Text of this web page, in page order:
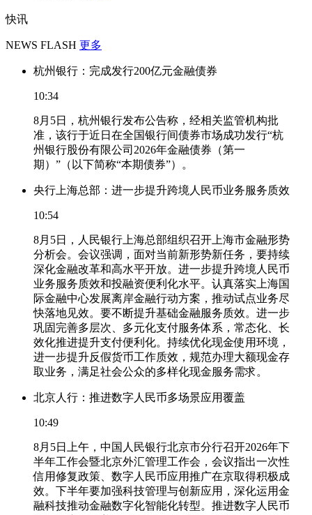
快讯
NEWS FLASH 更多
杭州银行：完成发行200亿元金融债券
10:34
8月5日，杭州银行发布公告称，经相关监管机构批
准，该行于近日在全国银行间债券市场成功发行“杭
州银行股份有限公司2026年金融债券（第一
期）”（以下简称“本期债券”）。
央行上海总部：进一步提升跨境人民币业务服务质效
10:54
8月5日，人民银行上海总部组织召开上海市金融形势
分析会。会议强调，面对当前新形势新任务，要持续
深化金融改革和高水平开放。进一步提升跨境人民币
业务服务质效和投融资便利化水平。认真落实上海国
际金融中心发展离岸金融行动方案，推动试点业务尽
快落地见效。要不断提升基础金融服务质效。进一步
巩固完善多层次、多元化支付服务体系，常态化、长
效化推进提升支付便利化。持续优化现金使用环境，
进一步提升反假货币工作质效，规范办理大额现金存
取业务，满足社会公众的多样化现金服务需求。
北京人行：推进数字人民币多场景应用覆盖
10:49
8月5日上午，中国人民银行北京市分行召开2026年下
半年工作会暨北京外汇管理工作会，会议指出一次性
信用修复政策、数字人民币应用推广在京取得积极成
效。下半年要加强科技管理与创新应用，深化运用金
融科技推动金融数字化智能化转型。推进数字人民币